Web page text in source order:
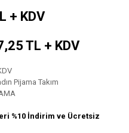
+ KDV
TL + KDV
Pijama Takım
%10 İndirim ve Ücretsiz